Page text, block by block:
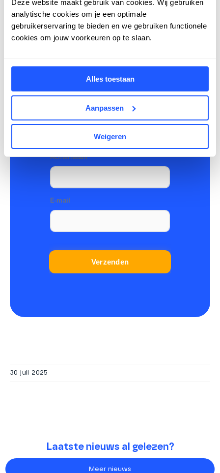
Deze website maakt gebruik van cookies. Wij gebruiken
analytische cookies om je een optimale
gebruikerservaring te bieden en we gebruiken functionele
cookies om jouw voorkeuren op te slaan.
Alles toestaan
Aanpassen
Weigeren
Customer Success Manager
of vul hieronder het formulier
in, dan nemen we contact
30 juli 2025
Laatste nieuws al gelezen?
Meer nieuws